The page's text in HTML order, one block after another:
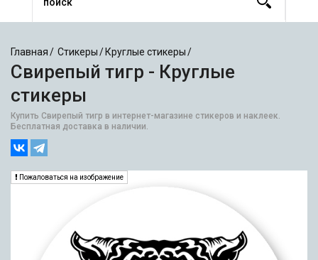
Главная Стикеры Круглые стикеры
Свирепый тигр - Круглые
стикеры
Купить Свирепый тигр в интернет-магазине стикеров и наклеек.
Бесплатная доставка в наличии.
Пожаловаться на изображение